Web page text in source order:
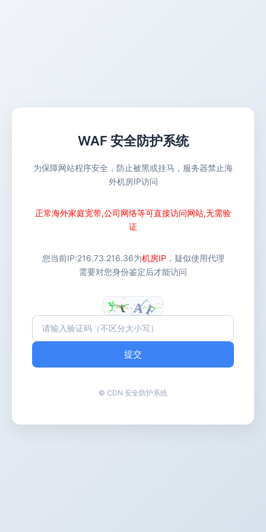
WAF 安全防护系统
为保障网站程序安全，防止被黑或挂马，服务器禁止海
外机房IP访问
正常海外家庭宽带,公司网络等可直接访问网站,无需验
证
您当前IP:216.73.216.36为机房IP ，疑似使用代理
需要对您身份鉴定后才能访问
提交
© CDN 安全防护系统